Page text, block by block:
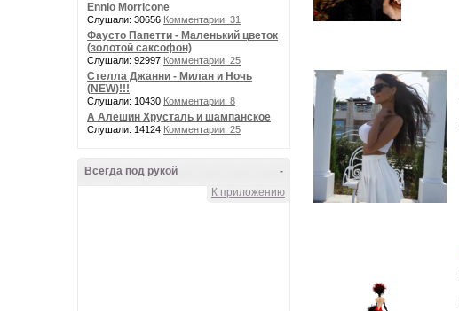
Ennio Morricone
Слушали: 30656 Комментарии: 31
Фаусто Папетти - Маленький цветок
(золотой саксофон)
Слушали: 92997 Комментарии: 25
Стелла Джанни - Милан и Ночь
(NEW)!!!
Слушали: 10430 Комментарии: 8
А Алёшин Хрусталь и шампанское
Слушали: 14124 Комментарии: 25
-
Всегда под рукой
К приложению